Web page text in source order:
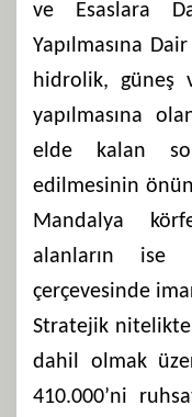
ve Esaslara
Yapılmasına
hidrolik, güneş
yapılmasına
elde kalan
edilmesinin
Mandalya
alanların ise
çerçevesinde
Stratejik
dahil olmak
410.000’ni